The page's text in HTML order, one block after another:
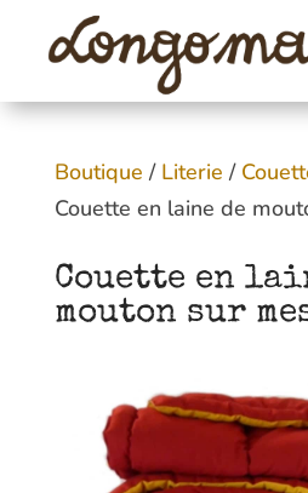
Boutique / Literie /
Couette en laine de
Couette en
mouton sur